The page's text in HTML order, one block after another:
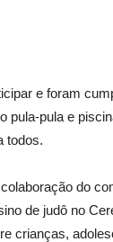
e foram
pula-pula e
todos.
do
de judô no
crianças,